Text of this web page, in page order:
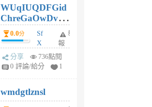
個
月
前
WUqIUQDFGid
ChreGaOwDv
dY0.0分
Sf
X
Pe
Jc
R
P
舉
報
分享
736點閱
0 評論/給分
1
wmdgtlznsl